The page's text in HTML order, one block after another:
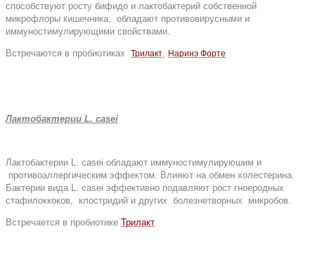
способствуют росту бифидо и лактобактерий собственной
микрофлоры кишечника, обладают противовирусными и
иммуностимулирующими свойствами.
Встречаются в пробиотиках Трилакт, Наринэ Форте
Лактобактерии L. casei
Лактобактерии L. casei обладают иммуностимулируюшим и
противоаллергическим эффектом. Влияют на обмен холестерина.
Бактерии вида L. casei эффективно подавляют рост гноеродных
стафилоккоков, клостридий и других болезнетворных микробов.
Встречается в пробиотике Трилакт